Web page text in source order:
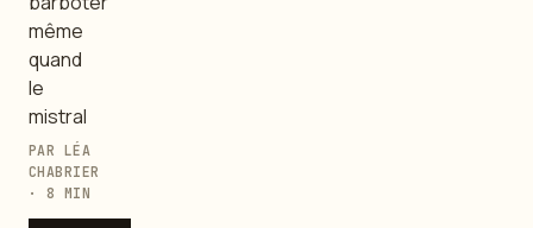
même
quand
le
mistral
PAR LÉA
CHABRIER
· 8 MIN